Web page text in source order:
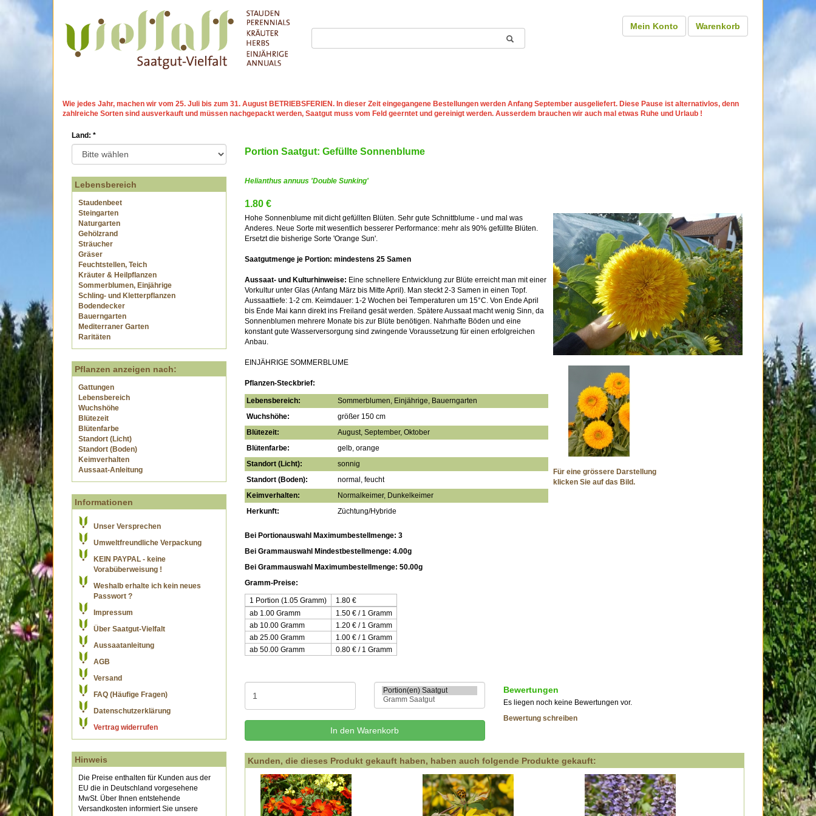
Mein Konto Warenkorb
Wie jedes Jahr, machen wir vom 25. Juli bis zum 31. August BETRIEBSFERIEN. In dieser Zeit eingegangene Bestellungen werden Anfang September ausgeliefert. Diese Pause ist alternativlos, denn
zahlreiche Sorten sind ausverkauft und müssen nachgepackt werden, Saatgut muss vom Feld geerntet und gereinigt werden. Ausserdem brauchen wir auch mal etwas Ruhe und Urlaub !
Land: *
Lebensbereich
Staudenbeet
Steingarten
Naturgarten
Gehölzrand
Sträucher
Gräser
Feuchtstellen, Teich
Kräuter & Heilpflanzen
Sommerblumen, Einjährige
Schling- und Kletterpflanzen
Bodendecker
Bauerngarten
Mediterraner Garten
Raritäten
Pflanzen anzeigen nach:
Gattungen
Lebensbereich
Wuchshöhe
Blütezeit
Blütenfarbe
Standort (Licht)
Standort (Boden)
Keimverhalten
Aussaat-Anleitung
Informationen
Unser Versprechen
Umweltfreundliche Verpackung
KEIN PAYPAL - keine
Vorabüberweisung !
Weshalb erhalte ich kein neues
Passwort ?
Impressum
Über Saatgut-Vielfalt
Aussaatanleitung
AGB
Versand
FAQ (Häufige Fragen)
Datenschutzerklärung
Vertrag widerrufen
Hinweis
Die Preise enthalten für Kunden aus der
EU die in Deutschland vorgesehene
MwSt. Über Ihnen entstehende
Versandkosten informiert Sie unsere
Portion Saatgut: Gefüllte Sonnenblume
Helianthus annuus 'Double Sunking'
1.80 €
Für eine grössere Darstellung
klicken Sie auf das Bild.
Hohe Sonnenblume mit dicht gefüllten Blüten. Sehr gute Schnittblume - und mal was
Anderes. Neue Sorte mit wesentlich besserer Performance: mehr als 90% gefüllte Blüten.
Ersetzt die bisherige Sorte 'Orange Sun'.
Saatgutmenge je Portion: mindestens 25 Samen
Aussaat- und Kulturhinweise: Eine schnellere Entwicklung zur Blüte erreicht man mit einer
Vorkultur unter Glas (Anfang März bis Mitte April). Man steckt 2-3 Samen in einen Topf.
Aussaattiefe: 1-2 cm. Keimdauer: 1-2 Wochen bei Temperaturen um 15°C. Von Ende April
bis Ende Mai kann direkt ins Freiland gesät werden. Spätere Aussaat macht wenig Sinn, da
Sonnenblumen mehrere Monate bis zur Blüte benötigen. Nahrhafte Böden und eine
konstant gute Wasserversorgung sind zwingende Voraussetzung für einen erfolgreichen
Anbau.
EINJÄHRIGE SOMMERBLUME
Pflanzen-Steckbrief:
Lebensbereich:
Sommerblumen, Einjährige, Bauerngarten
Wuchshöhe:
größer 150 cm
Blütezeit:
August, September, Oktober
Blütenfarbe:
gelb, orange
Standort (Licht):
sonnig
Standort (Boden):
normal, feucht
Keimverhalten:
Normalkeimer, Dunkelkeimer
Herkunft:
Züchtung/Hybride
Bei Portionauswahl Maximumbestellmenge: 3
Bei Grammauswahl Mindestbestellmenge: 4.00g
Bei Grammauswahl Maximumbestellmenge: 50.00g
Gramm-Preise:
1 Portion (1.05 Gramm) 1.80 €
ab 1.00 Gramm
1.50 € / 1 Gramm
ab 10.00 Gramm
1.20 € / 1 Gramm
ab 25.00 Gramm
1.00 € / 1 Gramm
ab 50.00 Gramm
0.80 € / 1 Gramm
Bewertungen
Es liegen noch keine Bewertungen vor.
Bewertung schreiben
Kunden, die dieses Produkt gekauft haben, haben auch folgende Produkte gekauft: